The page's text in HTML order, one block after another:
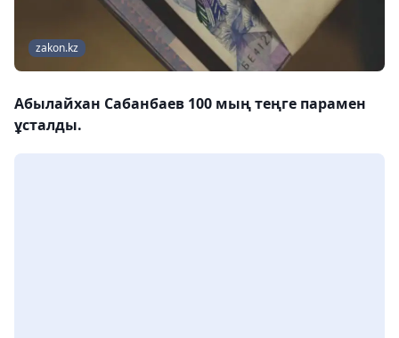
zakon.kz
Абылайхан Сабанбаев 100 мың теңге парамен
ұсталды.